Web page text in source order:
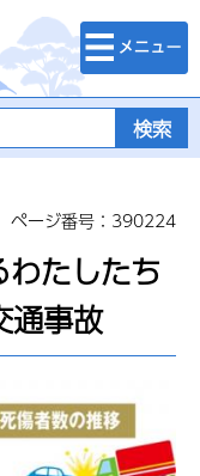
検索・メニュ
ー
ページ番号：390224
たしたち
通事故